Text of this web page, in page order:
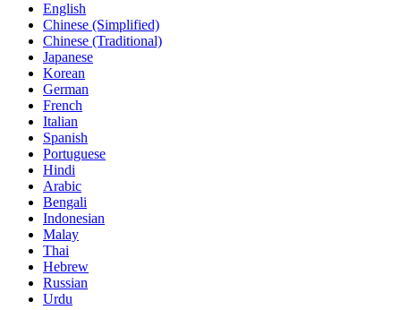
English
Chinese (Simplified)
Chinese (Traditional)
Japanese
Korean
German
French
Italian
Spanish
Portuguese
Hindi
Arabic
Bengali
Indonesian
Malay
Thai
Hebrew
Russian
Urdu